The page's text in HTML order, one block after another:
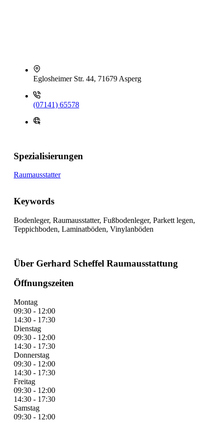
Eglosheimer Str. 44, 71679 Asperg
(07141) 65578
Spezialisierungen
Raumausstatter
Keywords
Bodenleger, Raumausstatter, Fußbodenleger, Parkett legen,
Teppichboden, Laminatböden, Vinylanböden
Über Gerhard Scheffel Raumausstattung
Öffnungszeiten
Montag
09:30 - 12:00
14:30 - 17:30
Dienstag
09:30 - 12:00
14:30 - 17:30
Donnerstag
09:30 - 12:00
14:30 - 17:30
Freitag
09:30 - 12:00
14:30 - 17:30
Samstag
09:30 - 12:00